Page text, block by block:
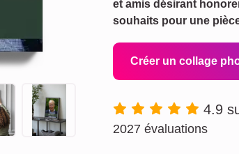
et amis désirant
souhaits pour une
Créer un collage
4.9
2027 évaluations